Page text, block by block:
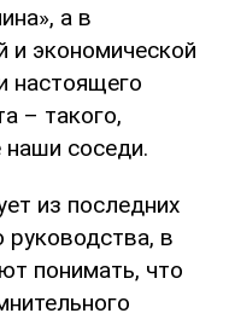
а в
и экономической
настоящего
– такого,
наши соседи.
из последних
руководства, в
понимать, что